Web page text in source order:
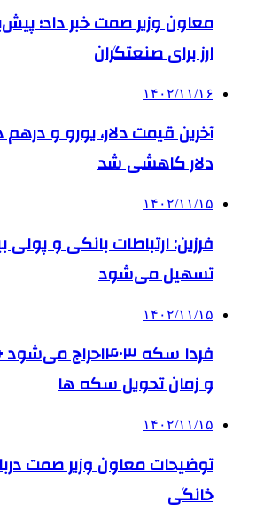
ارز برای صنعتگران
۱۴۰۲/۱۱/۱۶
آخرین قیمت دلار، یورو و درهم
دلار کاهشی شد
۱۴۰۲/۱۱/۱۵
فرزین: ارتباطات بانکی و پولی
تسهیل می‌شود
۱۴۰۲/۱۱/۱۵
فردا سکه
و زمان تحویل سکه ها
۱۴۰۲/۱۱/۱۵
توضیحات معاون وزیر صمت
خانگی